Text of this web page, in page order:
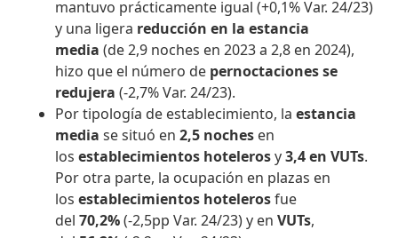
mantuvo prácticamente igual (+0,1% Var. 24/23)
y una ligera reducción en la estancia
media (de 2,9 noches en 2023 a 2,8 en 2024),
hizo que el número de pernoctaciones se
redujera(-2,7% Var. 24/23).
Por tipología de establecimiento, laestancia
media se situó en2,5 noches en
losestablecimientos hotelerosy3,4 en VUTs.
Por otra parte, la ocupación en plazas en
losestablecimientos hotelerosfue
del70,2%(-2,5pp Var. 24/23) y enVUTs,